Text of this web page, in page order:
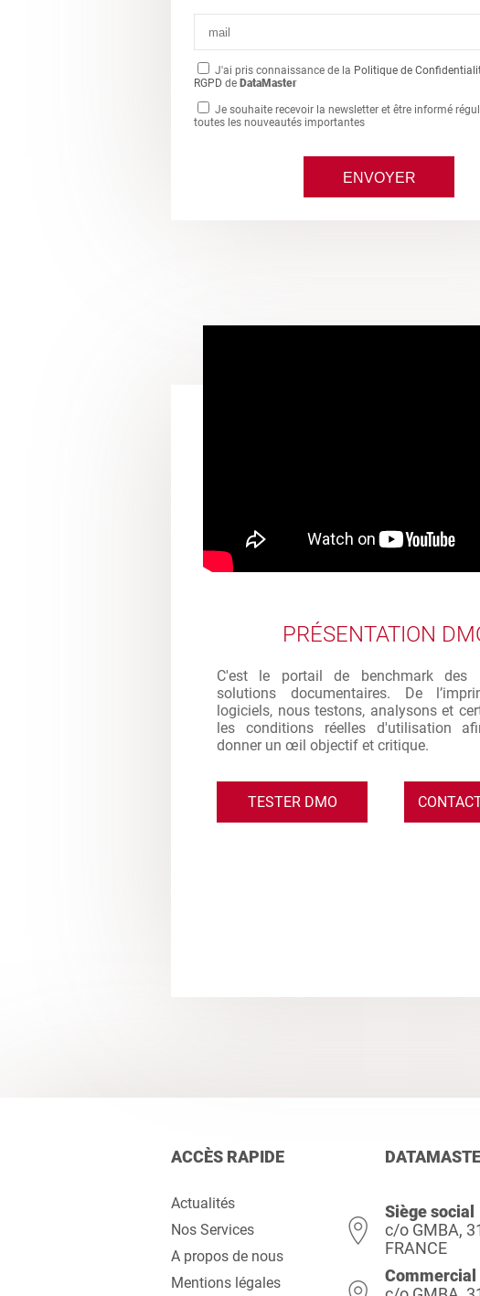
J'ai pris connaissance de la Politique de
RGPD de DataMaster
Je souhaite recevoir la newsletter et être informé
toutes les nouveautés importantes
PRÉSENTATION
C'est le portail de benchmark des
solutions documentaires. De
logiciels, nous testons, analysons et
les conditions réelles d'utilisation
donner un œil objectif et critique.
TESTER DMO
ACCÈS RAPIDE
Actualités
Nos Services
A propos de nous
Mentions légales
Siège social
c/o GMBA,
FRANCE